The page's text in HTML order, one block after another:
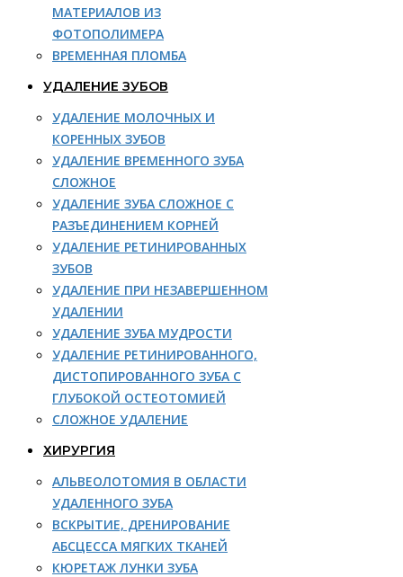
МАТЕРИАЛОВ ИЗ
ФОТОПОЛИМЕРА
ВРЕМЕННАЯ ПЛОМБА
УДАЛЕНИЕ ЗУБОВ
УДАЛЕНИЕ МОЛОЧНЫХ И
КОРЕННЫХ ЗУБОВ
УДАЛЕНИЕ ВРЕМЕННОГО ЗУБА
СЛОЖНОЕ
УДАЛЕНИЕ ЗУБА СЛОЖНОЕ С
РАЗЪЕДИНЕНИЕМ КОРНЕЙ
УДАЛЕНИЕ РЕТИНИРОВАННЫХ
ЗУБОВ
УДАЛЕНИЕ ПРИ НЕЗАВЕРШЕННОМ
УДАЛЕНИИ
УДАЛЕНИЕ ЗУБА МУДРОСТИ
УДАЛЕНИЕ РЕТИНИРОВАННОГО,
ДИСТОПИРОВАННОГО ЗУБА С
ГЛУБОКОЙ ОСТЕОТОМИЕЙ
СЛОЖНОЕ УДАЛЕНИЕ
ХИРУРГИЯ
АЛЬВЕОЛОТОМИЯ В ОБЛАСТИ
УДАЛЕННОГО ЗУБА
ВСКРЫТИЕ, ДРЕНИРОВАНИЕ
АБСЦЕССА МЯГКИХ ТКАНЕЙ
КЮРЕТАЖ ЛУНКИ ЗУБА